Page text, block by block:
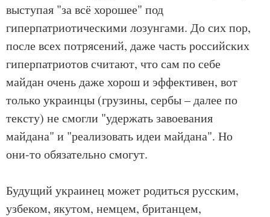
выступая "за всё хорошее" под
гиперпатриотическими лозунгами. До сих пор,
после всех потрясений, даже часть российских
гиперпатриотов считают, что сам по себе
майдан очень даже хорош и эффективен, вот
только украинцы (грузины, сербы – далее по
тексту) не смогли "удержать завоевания
майдана" и "реализовать идеи майдана". Но
они-то обязательно смогут.
Будущий украинец может родиться русским,
узбеком, якутом, немцем, британцем,